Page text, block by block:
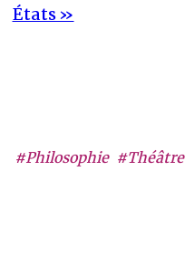
#Philosophie #Théâtre
États »